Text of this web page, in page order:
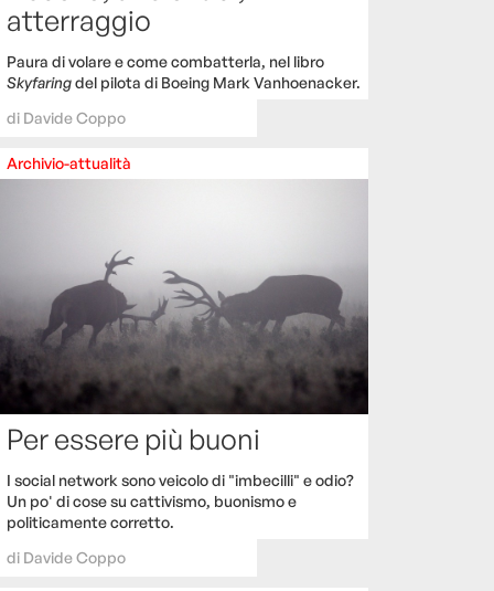
atterraggio
Paura di volare e come combatterla, nel libro
Skyfaringdel pilota di Boeing Mark Vanhoenacker.
di Davide Coppo
Archivio-attualità
Per essere più buoni
I social network sono veicolo di "imbecilli" e odio?
Un po' di cose su cattivismo, buonismo e
politicamente corretto.
di Davide Coppo